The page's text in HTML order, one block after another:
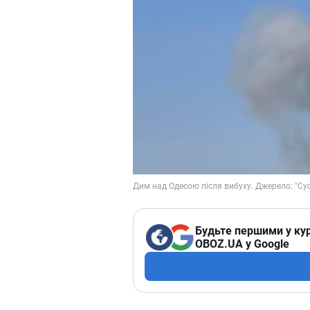
Будьте першими у
OBOZ.UA у Google